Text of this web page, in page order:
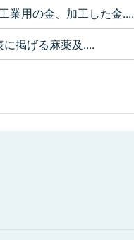
業用の金、加工した金....
掲げる麻薬及....